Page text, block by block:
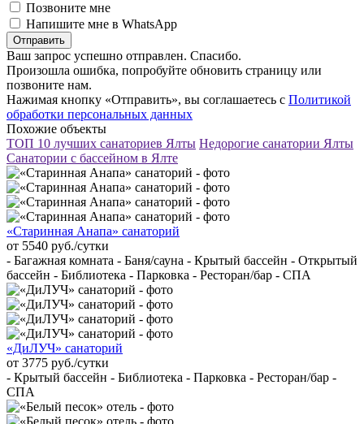
Позвоните мне
Напишите мне в WhatsApp
Отправить
Ваш запрос успешно отправлен. Спасибо.
Произошла ошибка, попробуйте обновить страницу или
позвоните нам.
Нажимая кнопку «Отправить», вы соглашаетесь с Политикой
обработки персональных данных
Похожие объекты
ТОП 10 лучших санаториев Ялты Недорогие санатории Ялты
Санатории с бассейном в Ялте
«Старинная Анапа» санаторий
от 5540 руб./сутки
- Багажная комната - Баня/сауна - Крытый бассейн - Открытый
бассейн - Библиотека - Парковка - Ресторан/бар - СПА
«ДиЛУЧ» санаторий
от 3775 руб./сутки
- Крытый бассейн - Библиотека - Парковка - Ресторан/бар -
СПА